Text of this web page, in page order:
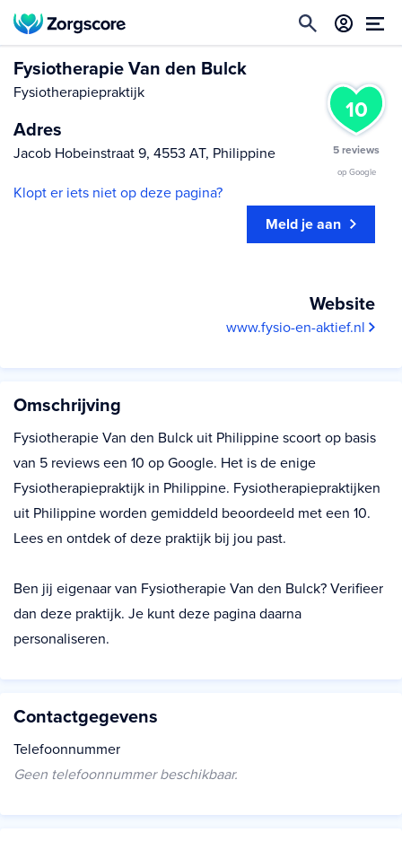
10
5 reviews
op Google
Fysiotherapie Van den Bulck
Fysiotherapiepraktijk
Adres
Jacob Hobeinstraat 9, 4553 AT, Philippine
Klopt er iets niet op deze pagina?
Meld je aan
Website
www.fysio-en-aktief.nl
Omschrijving
Fysiotherapie Van den Bulck uit Philippine scoort op basis
van 5 reviews een 10 op Google. Het is de enige
Fysiotherapiepraktijk in Philippine. Fysiotherapiepraktijken
uit Philippine worden gemiddeld beoordeeld met een 10.
Lees en ontdek of deze praktijk bij jou past.
Ben jij eigenaar van Fysiotherapie Van den Bulck? Verifieer
dan deze praktijk. Je kunt deze pagina daarna
personaliseren.
Contactgegevens
Telefoonnummer
Geen telefoonnummer beschikbaar.